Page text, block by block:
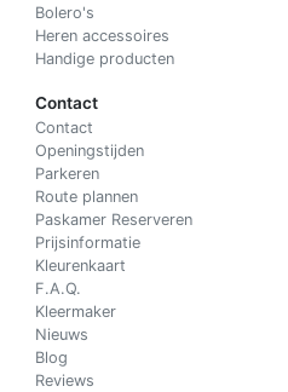
Bolero's
Heren accessoires
Handige producten
Contact
Contact
Openingstijden
Parkeren
Route plannen
Paskamer Reserveren
Prijsinformatie
Kleurenkaart
F.A.Q.
Kleermaker
Nieuws
Blog
Reviews